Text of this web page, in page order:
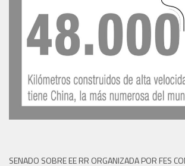
SENADO SOBRE EE RR ORGANIZADA POR FES